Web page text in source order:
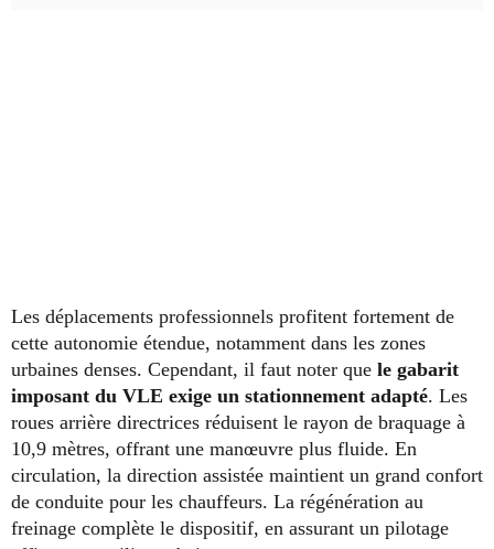
Les déplacements professionnels profitent fortement de
cette autonomie étendue, notamment dans les zones
urbaines denses. Cependant, il faut noter que le gabarit
imposant du VLE exige un stationnement adapté. Les
roues arrière directrices réduisent le rayon de braquage à
10,9 mètres, offrant une manœuvre plus fluide. En
circulation, la direction assistée maintient un grand confort
de conduite pour les chauffeurs. La régénération au
freinage complète le dispositif, en assurant un pilotage